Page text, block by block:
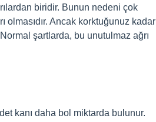
biridir. Bunun nedeni çok
Ancak korktuğunuz kadar
şartlarda, bu unutulmaz ağrı
kanı daha bol miktarda bulunur.